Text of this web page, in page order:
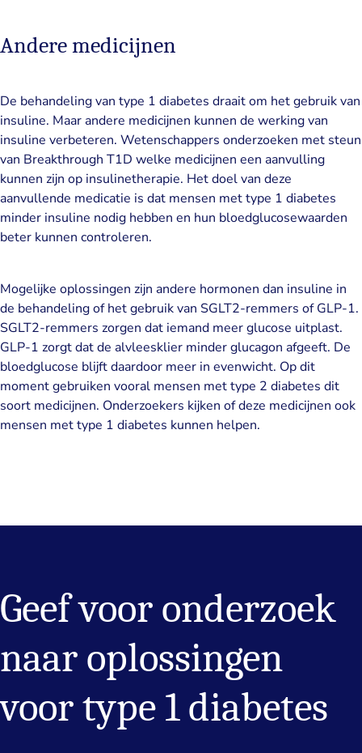
Andere medicijnen
De behandeling van type 1 diabetes draait om het gebruik van
insuline. Maar andere medicijnen kunnen de werking van
insuline verbeteren. Wetenschappers onderzoeken met steun
van Breakthrough T1D welke medicijnen een aanvulling
kunnen zijn op insulinetherapie. Het doel van deze
aanvullende medicatie is dat mensen met type 1 diabetes
minder insuline nodig hebben en hun bloedglucosewaarden
beter kunnen controleren.
Mogelijke oplossingen zijn andere hormonen dan insuline in
de behandeling of het gebruik van SGLT2-remmers of GLP-1.
SGLT2-remmers zorgen dat iemand meer glucose uitplast.
GLP-1 zorgt dat de alvleesklier minder glucagon afgeeft. De
bloedglucose blijft daardoor meer in evenwicht. Op dit
moment gebruiken vooral mensen met type 2 diabetes dit
soort medicijnen. Onderzoekers kijken of deze medicijnen ook
mensen met type 1 diabetes kunnen helpen.
Geef voor onderzoek
naar oplossingen
voor type 1 diabetes